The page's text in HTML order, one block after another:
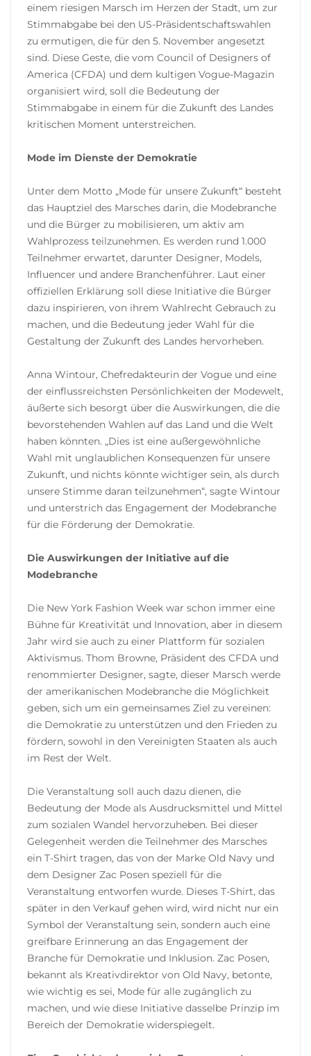
einem riesigen Marsch im Herzen der Stadt, um zur
Stimmabgabe bei den US-Präsidentschaftswahlen
zu ermutigen, die für den 5. November angesetzt
sind. Diese Geste, die vom Council of Designers of
America (CFDA) und dem kultigen Vogue-Magazin
organisiert wird, soll die Bedeutung der
Stimmabgabe in einem für die Zukunft des Landes
kritischen Moment unterstreichen.
Mode im Dienste der Demokratie
Unter dem Motto „Mode für unsere Zukunft“ besteht
das Hauptziel des Marsches darin, die Modebranche
und die Bürger zu mobilisieren, um aktiv am
Wahlprozess teilzunehmen. Es werden rund 1.000
Teilnehmer erwartet, darunter Designer, Models,
Influencer und andere Branchenführer. Laut einer
offiziellen Erklärung soll diese Initiative die Bürger
dazu inspirieren, von ihrem Wahlrecht Gebrauch zu
machen, und die Bedeutung jeder Wahl für die
Gestaltung der Zukunft des Landes hervorheben.
Anna Wintour, Chefredakteurin der Vogue und eine
der einflussreichsten Persönlichkeiten der Modewelt,
äußerte sich besorgt über die Auswirkungen, die die
bevorstehenden Wahlen auf das Land und die Welt
haben könnten. „Dies ist eine außergewöhnliche
Wahl mit unglaublichen Konsequenzen für unsere
Zukunft, und nichts könnte wichtiger sein, als durch
unsere Stimme daran teilzunehmen“, sagte Wintour
und unterstrich das Engagement der Modebranche
für die Förderung der Demokratie.
Die Auswirkungen der Initiative auf die
Modebranche
Die New York Fashion Week war schon immer eine
Bühne für Kreativität und Innovation, aber in diesem
Jahr wird sie auch zu einer Plattform für sozialen
Aktivismus. Thom Browne, Präsident des CFDA und
renommierter Designer, sagte, dieser Marsch werde
der amerikanischen Modebranche die Möglichkeit
geben, sich um ein gemeinsames Ziel zu vereinen:
die Demokratie zu unterstützen und den Frieden zu
fördern, sowohl in den Vereinigten Staaten als auch
im Rest der Welt.
Die Veranstaltung soll auch dazu dienen, die
Bedeutung der Mode als Ausdrucksmittel und Mittel
zum sozialen Wandel hervorzuheben. Bei dieser
Gelegenheit werden die Teilnehmer des Marsches
ein T-Shirt tragen, das von der Marke Old Navy und
dem Designer Zac Posen speziell für die
Veranstaltung entworfen wurde. Dieses T-Shirt, das
später in den Verkauf gehen wird, wird nicht nur ein
Symbol der Veranstaltung sein, sondern auch eine
greifbare Erinnerung an das Engagement der
Branche für Demokratie und Inklusion. Zac Posen,
bekannt als Kreativdirektor von Old Navy, betonte,
wie wichtig es sei, Mode für alle zugänglich zu
machen, und wie diese Initiative dasselbe Prinzip im
Bereich der Demokratie widerspiegelt.